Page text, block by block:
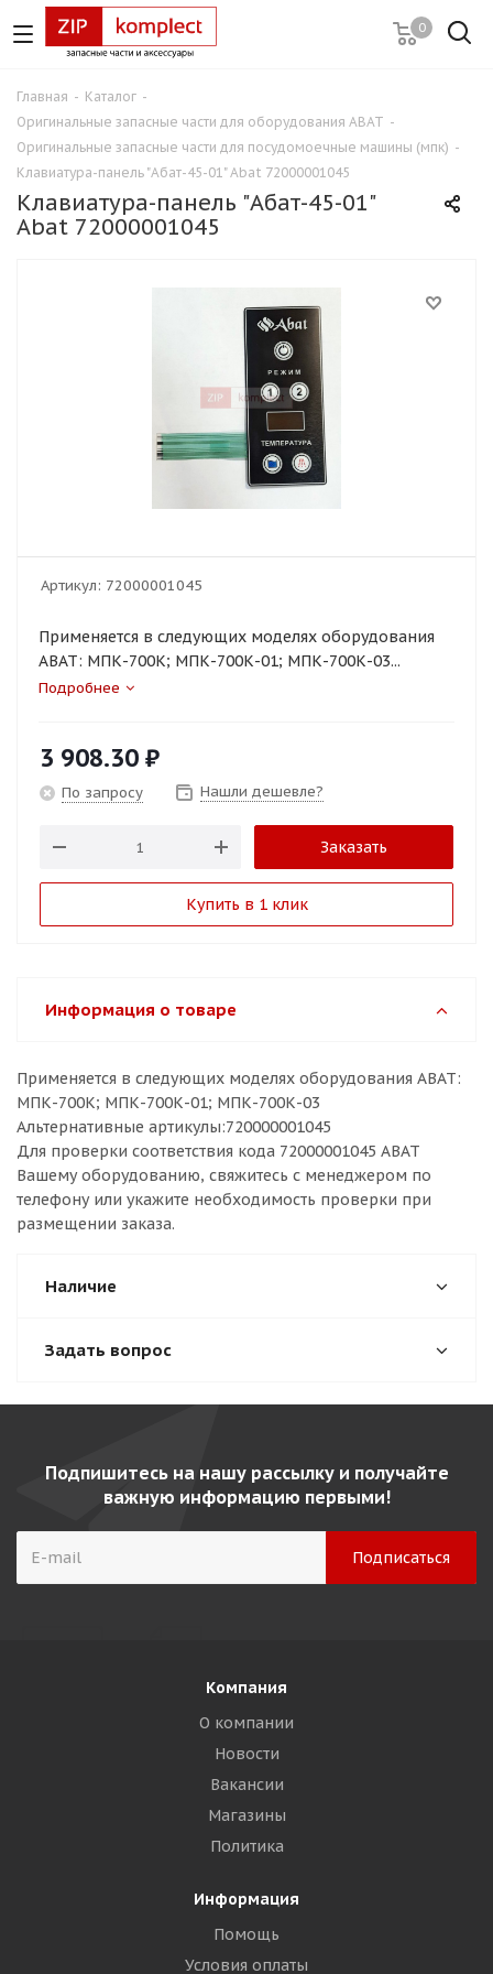
0
Главная - Каталог -
Оригинальные запасные части для оборудования ABAT -
Оригинальные запасные части для посудомоечные машины (мпк) -
Клавиатура-панель "Абат-45-01" Abat 72000001045
Клавиатура-панель "Абат-45-01"
Abat 72000001045
Артикул: 72000001045
Применяется в следующих моделях оборудования
ABAT: МПК-700К; МПК-700К-01; МПК-700К-03...
Подробнее
3 908.30 ₽
По запросу Нашли дешевле?
Заказать
Купить в 1 клик
Информация о товаре
Применяется в следующих моделях оборудования ABAT:
МПК-700К; МПК-700К-01; МПК-700К-03
Альтернативные артикулы:720000001045
Для проверки соответствия кода 72000001045 ABAT
Вашему оборудованию, свяжитесь с менеджером по
телефону или укажите необходимость проверки при
размещении заказа.
Наличие
Задать вопрос
Подпишитесь на нашу рассылку и получайте
важную информацию первыми!
Компания
О компании
Новости
Вакансии
Магазины
Политика
Информация
Помощь
Условия оплаты